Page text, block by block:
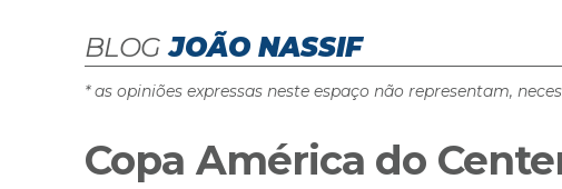
BLOG JOÃO NASSIF
* as opiniões expressas neste espaço não representam,
Copa América do